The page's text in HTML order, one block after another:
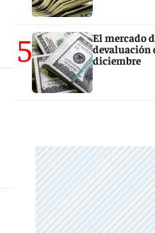
5
El mercado
devaluación
diciembre